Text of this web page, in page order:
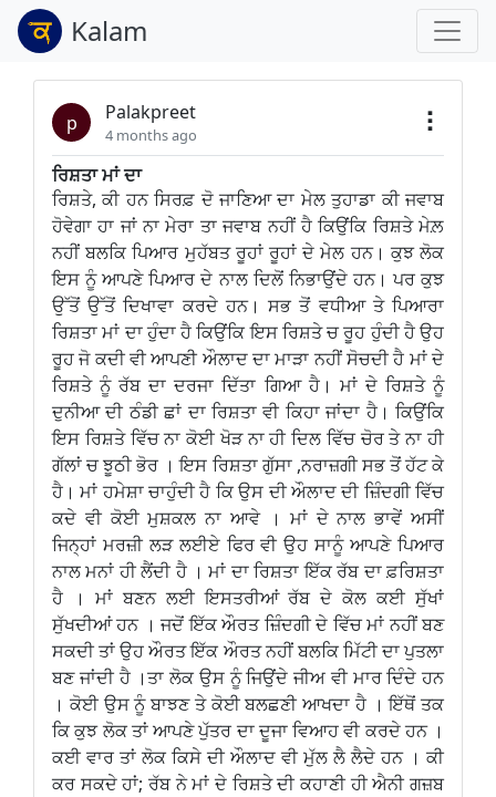
Kalam
p Palakpreet
4 months ago
ਰਿਸ਼ਤਾ ਮਾਂ ਦਾ
ਰਿਸ਼ਤੇ, ਕੀ ਹਨ ਸਿਰਫ਼ ਦੋ ਜਾਣਿਆ ਦਾ ਮੇਲ ਤੁਹਾਡਾ ਕੀ ਜਵਾਬ
ਹੋਵੇਗਾ ਹਾ ਜਾਂ ਨਾ ਮੇਰਾ ਤਾ ਜਵਾਬ ਨਹੀਂ ਹੈ ਕਿਉਂਕਿ ਰਿਸ਼ਤੇ ਮੇਲ਼
ਨਹੀਂ ਬਲਕਿ ਪਿਆਰ ਮੁਹੱਬਤ ਰੂਹਾਂ ਰੂਹਾਂ ਦੇ ਮੇਲ ਹਨ। ਕੁਝ ਲੋਕ
ਇਸ ਨੂੰ ਆਪਣੇ ਪਿਆਰ ਦੇ ਨਾਲ ਦਿਲੋਂ ਨਿਭਾਉਂਦੇ ਹਨ। ਪਰ ਕੁਝ
ਉੱਤੋਂ ਉੱਤੋਂ ਦਿਖਾਵਾ ਕਰਦੇ ਹਨ। ਸਭ ਤੋਂ ਵਧੀਆ ਤੇ ਪਿਆਰਾ
ਰਿਸ਼ਤਾ ਮਾਂ ਦਾ ਹੁੰਦਾ ਹੈ ਕਿਉਂਕਿ ਇਸ ਰਿਸ਼ਤੇ ਚ ਰੂਹ ਹੁੰਦੀ ਹੈ ਉਹ
ਰੂਹ ਜੋ ਕਦੀ ਵੀ ਆਪਣੀ ਔਲਾਦ ਦਾ ਮਾੜਾ ਨਹੀਂ ਸੋਚਦੀ ਹੈ ਮਾਂ ਦੇ
ਰਿਸ਼ਤੇ ਨੂੰ ਰੱਬ ਦਾ ਦਰਜਾ ਦਿੱਤਾ ਗਿਆ ਹੈ। ਮਾਂ ਦੇ ਰਿਸ਼ਤੇ ਨੂੰ
ਦੁਨੀਆ ਦੀ ਠੰਡੀ ਛਾਂ ਦਾ ਰਿਸ਼ਤਾ ਵੀ ਕਿਹਾ ਜਾਂਦਾ ਹੈ। ਕਿਉਂਕਿ
ਇਸ ਰਿਸ਼ਤੇ ਵਿੱਚ ਨਾ ਕੋਈ ਖੋੜ ਨਾ ਹੀ ਦਿਲ ਵਿੱਚ ਚੋਰ ਤੇ ਨਾ ਹੀ
ਗੱਲਾਂ ਚ ਝੂਠੀ ਭੋਰ । ਇਸ ਰਿਸ਼ਤਾ ਗੁੱਸਾ ,ਨਰਾਜ਼ਗੀ ਸਭ ਤੋਂ ਹੱਟ ਕੇ
ਹੈ। ਮਾਂ ਹਮੇਸ਼ਾ ਚਾਹੁੰਦੀ ਹੈ ਕਿ ਉਸ ਦੀ ਔਲਾਦ ਦੀ ਜ਼ਿੰਦਗੀ ਵਿੱਚ
ਕਦੇ ਵੀ ਕੋਈ ਮੁਸ਼ਕਲ ਨਾ ਆਵੇ । ਮਾਂ ਦੇ ਨਾਲ ਭਾਵੇਂ ਅਸੀਂ
ਜਿਨ੍ਹਾਂ ਮਰਜ਼ੀ ਲੜ ਲਈਏ ਫਿਰ ਵੀ ਉਹ ਸਾਨੂੰ ਆਪਣੇ ਪਿਆਰ
ਨਾਲ ਮਨਾਂ ਹੀ ਲੈਂਦੀ ਹੈ । ਮਾਂ ਦਾ ਰਿਸ਼ਤਾ ਇੱਕ ਰੱਬ ਦਾ ਫ਼ਰਿਸ਼ਤਾ
ਹੈ । ਮਾਂ ਬਣਨ ਲਈ ਇਸਤਰੀਆਂ ਰੱਬ ਦੇ ਕੋਲ ਕਈ ਸੁੱਖਾਂ
ਸੁੱਖਦੀਆਂ ਹਨ । ਜਦੋਂ ਇੱਕ ਔਰਤ ਜ਼ਿੰਦਗੀ ਦੇ ਵਿੱਚ ਮਾਂ ਨਹੀਂ ਬਣ
ਸਕਦੀ ਤਾਂ ਉਹ ਔਰਤ ਇੱਕ ਔਰਤ ਨਹੀਂ ਬਲਕਿ ਮਿੱਟੀ ਦਾ ਪੁਤਲਾ
ਬਣ ਜਾਂਦੀ ਹੈ ।ਤਾ ਲੋਕ ਉਸ ਨੂੰ ਜਿਉਂਦੇ ਜੀਅ ਵੀ ਮਾਰ ਦਿੰਦੇ ਹਨ
। ਕੋਈ ਉਸ ਨੂੰ ਬਾਝਣ ਤੇ ਕੋਈ ਬਲਛਣੀ ਆਖਦਾ ਹੈ । ਇੱਥੋਂ ਤਕ
ਕਿ ਕੁਝ ਲੋਕ ਤਾਂ ਆਪਣੇ ਪੁੱਤਰ ਦਾ ਦੂਜਾ ਵਿਆਹ ਵੀ ਕਰਦੇ ਹਨ ।
ਕਈ ਵਾਰ ਤਾਂ ਲੋਕ ਕਿਸੇ ਦੀ ਔਲਾਦ ਵੀ ਮੁੱਲ ਲੈ ਲੈਦੇ ਹਨ । ਕੀ
ਕਰ ਸਕਦੇ ਹਾਂ; ਰੱਬ ਨੇ ਮਾਂ ਦੇ ਰਿਸ਼ਤੇ ਦੀ ਕਹਾਣੀ ਹੀ ਐਨੀ ਗਜ਼ਬ